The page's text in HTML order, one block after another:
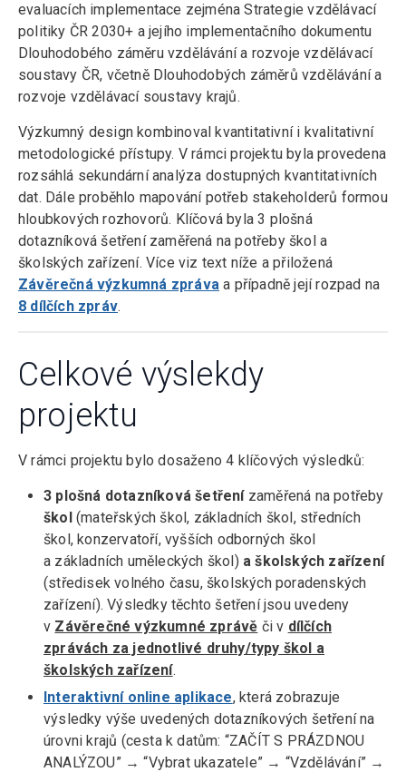
evaluacích implementace zejména Strategie vzdělávací
politiky ČR 2030+ a jejího implementačního dokumentu
Dlouhodobého záměru vzdělávání a rozvoje vzdělávací
soustavy ČR, včetně Dlouhodobých záměrů vzdělávání a
rozvoje vzdělávací soustavy krajů.
Výzkumný design kombinoval kvantitativní i kvalitativní
metodologické přístupy. V rámci projektu byla provedena
rozsáhlá sekundární analýza dostupných kvantitativních
dat. Dále proběhlo mapování potřeb stakeholderů formou
hloubkových rozhovorů. Klíčová byla 3 plošná
dotazníková šetření zaměřená na potřeby škol a
školských zařízení. Více viz text níže a přiložená
Závěrečná výzkumná zpráva a případně její rozpad na
8 dílčích zpráv.
Celkové výslekdy
projektu
V rámci projektu bylo dosaženo 4 klíčových výsledků:
3 plošná dotazníková šetření zaměřená na potřeby
škol (mateřských škol, základních škol, středních
škol, konzervatoří, vyšších odborných škol
a základních uměleckých škol) a školských zařízení
(středisek volného času, školských poradenských
zařízení). Výsledky těchto šetření jsou uvedeny
v Závěrečné výzkumné zprávě či v dílčích
zprávách za jednotlivé druhy/typy škol a
školských zařízení.
Interaktivní online aplikace, která zobrazuje
výsledky výše uvedených dotazníkových šetření na
úrovni krajů (cesta k datům: “ZAČÍT S PRÁZDNOU
ANALÝZOU” → “Vybrat ukazatele” → “Vzdělávání” →